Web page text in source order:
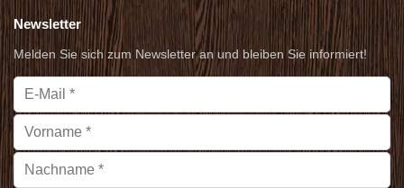
Newsletter
Melden Sie sich zum Newsletter an und bleiben Sie informiert!